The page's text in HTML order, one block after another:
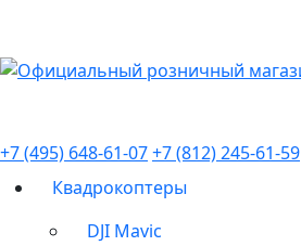
+7 (495) 648-61-07+7 (812) 245-61-59
Квадрокоптеры
DJI Mavic